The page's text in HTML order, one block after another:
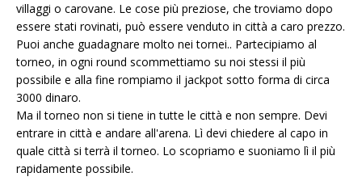
villaggi o carovane. Le cose più preziose, che troviamo dopo
essere stati rovinati, può essere venduto in città a caro prezzo.
Puoi anche guadagnare molto nei tornei.. Partecipiamo al
torneo, in ogni round scommettiamo su noi stessi il più
possibile e alla fine rompiamo il jackpot sotto forma di circa
3000 dinaro.
Ma il torneo non si tiene in tutte le città e non sempre. Devi
entrare in città e andare all'arena. Lì devi chiedere al capo in
quale città si terrà il torneo. Lo scopriamo e suoniamo lì il più
rapidamente possibile.